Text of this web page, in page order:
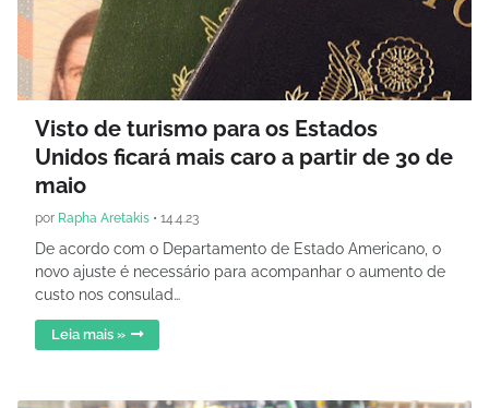
Visto de turismo para os Estados
Unidos ficará mais caro a partir de 30 de
maio
por Rapha Aretakis • 14.4.23
De acordo com o Departamento de Estado Americano, o
novo ajuste é necessário para acompanhar o aumento de
custo nos consulad…
Leia mais »